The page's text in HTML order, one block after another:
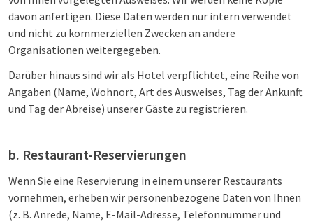
davon anfertigen. Diese Daten werden nur intern verwendet
und nicht zu kommerziellen Zwecken an andere
Organisationen weitergegeben.
Darüber hinaus sind wir als Hotel verpflichtet, eine Reihe von
Angaben (Name, Wohnort, Art des Ausweises, Tag der Ankunft
und Tag der Abreise) unserer Gäste zu registrieren.
b. Restaurant-Reservierungen
Wenn Sie eine Reservierung in einem unserer Restaurants
vornehmen, erheben wir personenbezogene Daten von Ihnen
(z. B. Anrede, Name, E-Mail-Adresse, Telefonnummer und